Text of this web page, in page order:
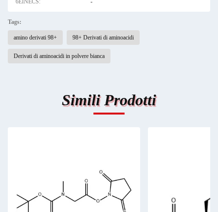
6EINECS: -
Tags:
amino derivati 98+ 98+ Derivati di aminoacidi
Derivati di aminoacidi in polvere bianca
Simili Prodotti